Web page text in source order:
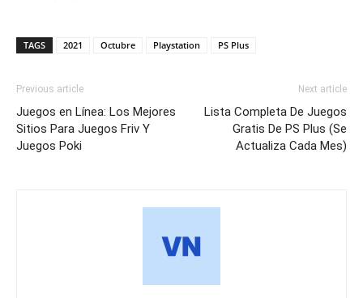
TAGS 2021 Octubre Playstation PS Plus
Previous article
Juegos en Línea: Los Mejores
Sitios Para Juegos Friv Y
Juegos Poki
Next article
Lista Completa De Juegos
Gratis De PS Plus (Se
Actualiza Cada Mes)